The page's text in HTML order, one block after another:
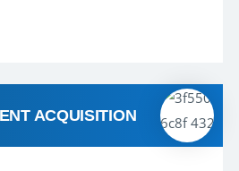
Sunweb Group-kantoor in
voor een unieke functie ...
ACQUISITION